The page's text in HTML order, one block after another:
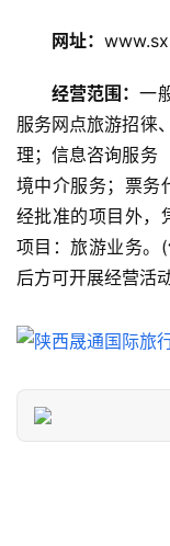
热
门
景
点
游
信
历
网址：
经营范围：一
服务网点旅游招徕
理；信息咨询服务
境中介服务；票务
经批准的项目外，
项目：旅游业务。
后方可开展经营活